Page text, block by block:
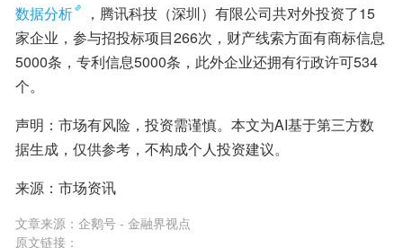
数据分析
，腾讯科技（深圳）有限公司共对外投资了15
家企业，参与招投标项目266次，财产线索方面有商标信息
5000条，专利信息5000条，此外企业还拥有行政许可534
个。
声明：市场有风险，投资需谨慎。本文为AI基于第三方数
据生成，仅供参考，不构成个人投资建议。
来源：市场资讯
文章来源： 企鹅号 - 金融界视点
原文链接：